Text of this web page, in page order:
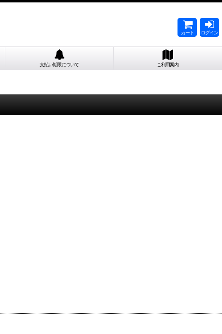
カート ログイン
支払い期限について ご利用案内